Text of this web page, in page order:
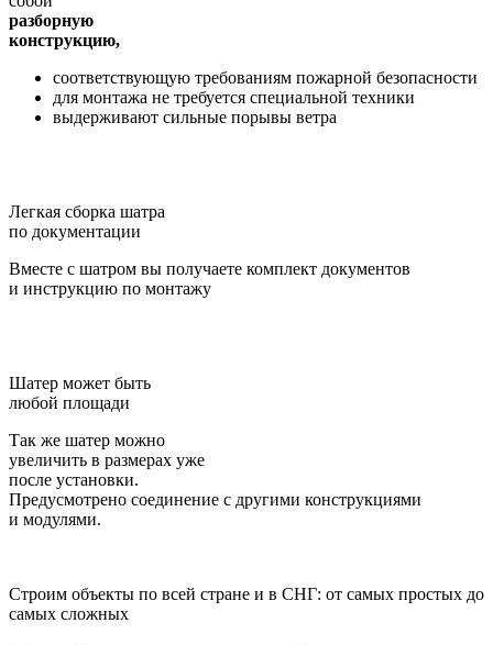
разборную
конструкцию,
соответствующую требованиям пожарной безопасности
для монтажа не требуется специальной техники
выдерживают сильные порывы ветра
Легкая сборка шатра
по документации
Вместе с шатром вы получаете комплект документов
и инструкцию по монтажу
Шатер может быть
любой площади
Так же шатер можно
увеличить в размерах уже
после установки.
Предусмотрено соединение с другими конструкциями
и модулями.
Строим объекты по всей стране и в СНГ: от самых простых до
самых сложных